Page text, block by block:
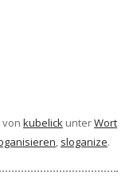
von kubelick unterWort
, sloganize.